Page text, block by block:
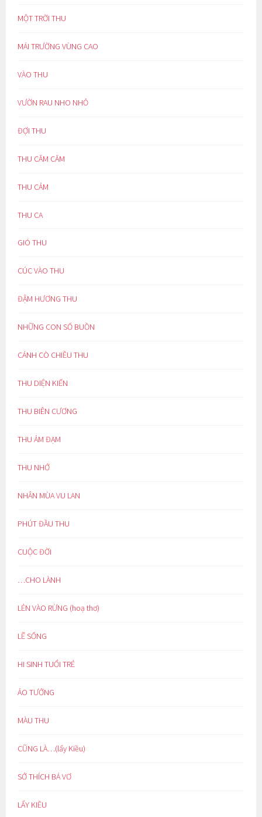
MỘT TRỜI THU
MÁI TRƯỜNG VÙNG CAO
VÀO THU
VƯỜN RAU NHO NHỎ
ĐỢI THU
THU CĂM CĂM
THU CẢM
THU CA
GIÓ THU
CÚC VÀO THU
ĐẬM HƯƠNG THU
NHỮNG CON SỐ BUỒN
CÁNH CÒ CHIỀU THU
THU DIỆN KIẾN
THU BIÊN CƯƠNG
THU ẢM ĐẠM
THU NHỚ
NHÂN MÙA VU LAN
PHÚT ĐẦU THU
CUỘC ĐỜI
…CHO LÀNH
LẺN VÀO RỪNG (hoạ thơ)
LẼ SỐNG
HI SINH TUỔI TRẺ
ẢO TƯỞNG
MÀU THU
CŨNG LÀ…(lẩy Kiều)
SỞ THÍCH BÁ VƠ
LẨY KIỀU